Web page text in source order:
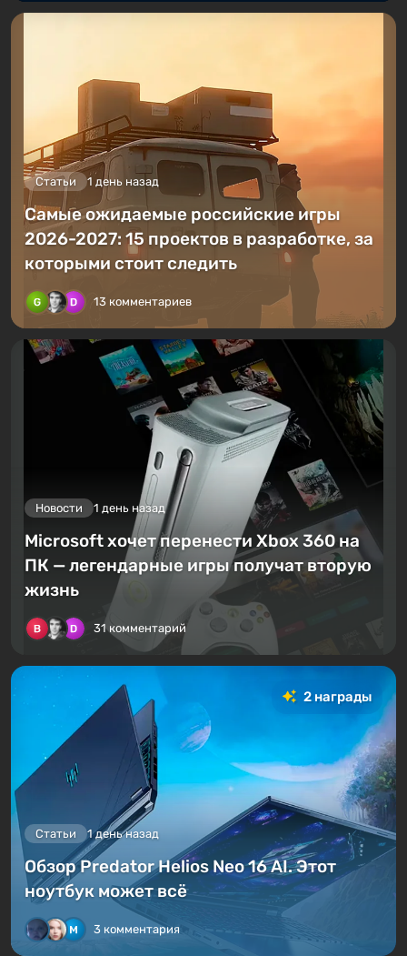
Статьи 1 день назад
Самые ожидаемые российские игры
2026-2027: 15 проектов в разработке, за
которыми стоит следить
13 комментариев
Новости 1 день назад
Microsoft хочет перенести Xbox 360 на
ПК — легендарные игры получат вторую
жизнь
31 комментарий
2 награды
Статьи 1 день назад
Обзор Predator Helios Neo 16 AI. Этот
ноутбук может всё
3 комментария